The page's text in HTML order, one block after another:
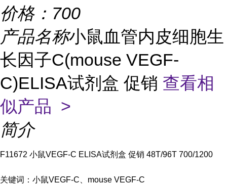
价格： 700
产品名称小鼠血管内皮细胞生
长因子C(mouse VEGF-
C)ELISA试剂盒 促销 查看相
似产品 >
简介
F11672 小鼠VEGF-C ELISA试剂盒 促销 48T/96T 700/1200
关键词： 小鼠VEGF-C、mouse VEGF-C